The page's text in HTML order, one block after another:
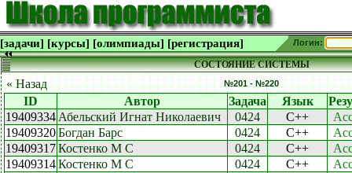
[задачи] [курсы] [олимпиады] [регистрация] Логин:
СОСТОЯНИЕ СИСТЕМЫ
« Назад №201 - №220
ID Автор Задача Язык
19409334 Абельский Игнат Николаевич 0424 C++
19409320Богдан Барс 0424 C++
19409317Костенко М С 0424 C++
19409314Костенко М С 0424 C++